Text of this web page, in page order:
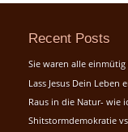
Recent Posts
Sie waren alle einmütig
Lass Jesus Dein Leben
Raus in die Natur- wie
Shitstormdemokratie